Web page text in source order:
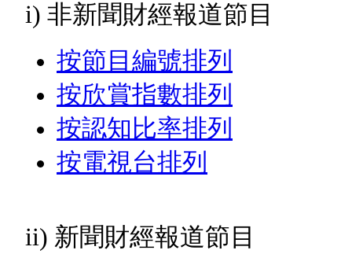
i) 非新聞財經報道節目
按節目編號排列
按欣賞指數排列
按認知比率排列
按電視台排列
ii) 新聞財經報道節目